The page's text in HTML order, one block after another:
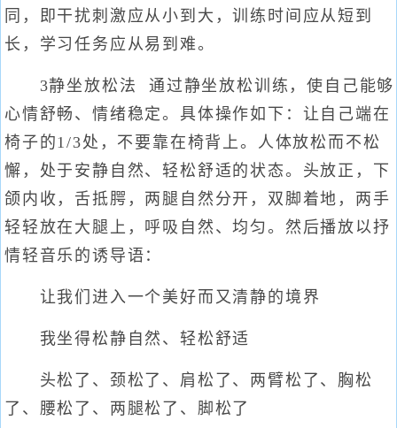
同，即干扰刺激应从小到大，训练时间应从短到
长，学习任务应从易到难。
3静坐放松法 通过静坐放松训练，使自己能够
心情舒畅、情绪稳定。具体操作如下：让自己端在
椅子的1/3处，不要靠在椅背上。人体放松而不松
懈，处于安静自然、轻松舒适的状态。头放正，下
颌内收，舌抵腭，两腿自然分开，双脚着地，两手
轻轻放在大腿上，呼吸自然、均匀。然后播放以抒
情轻音乐的诱导语：
让我们进入一个美好而又清静的境界
我坐得松静自然、轻松舒适
头松了、颈松了、肩松了、两臂松了、胸松
了、腰松了、两腿松了、脚松了